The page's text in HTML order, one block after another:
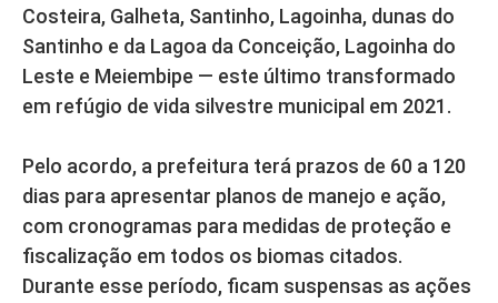
Costeira, Galheta, Santinho, Lagoinha, dunas do
Santinho e da Lagoa da Conceição, Lagoinha do
Leste e Meiembipe — este último transformado
em refúgio de vida silvestre municipal em 2021.
Pelo acordo, a prefeitura terá prazos de 60 a 120
dias para apresentar planos de manejo e ação,
com cronogramas para medidas de proteção e
fiscalização em todos os biomas citados.
Durante esse período, ficam suspensas as ações